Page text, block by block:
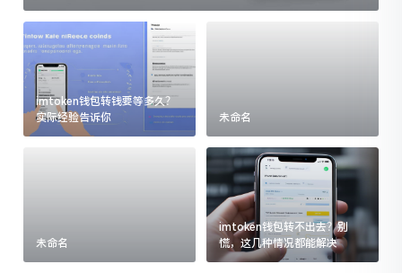
imtoken钱包转钱要等多久？
实际经验告诉你
未命名
未命名
imtoken钱包转不出去？别
慌，这几种情况都能解决